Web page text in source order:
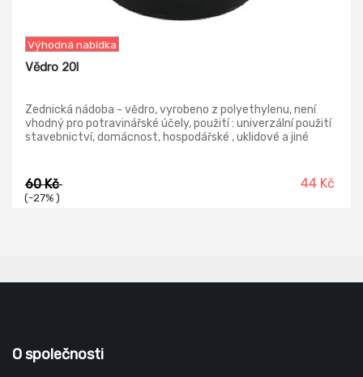
Výhodná nabídka
Vědro 20l
Zednická nádoba - vědro, vyrobeno z polyethylenu, není
vhodný pro potravinářské účely, použití : univerzální použití
stavebnictví, domácnost, hospodářské , uklidové a jiné
60 Kč
(-27% )
44 Kč
O společnosti